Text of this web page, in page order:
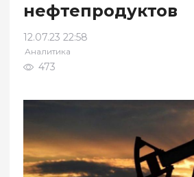
нефтепродуктов
12.07.23 22:58
Аналитика
473